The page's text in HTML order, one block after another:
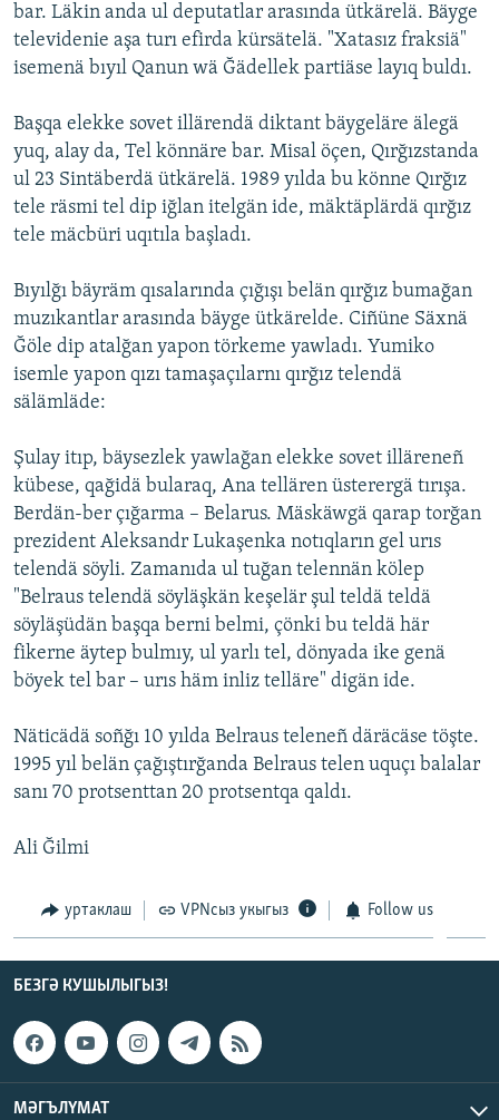
bar. Läkin anda ul deputatlar arasında ütkärelä. Bäyge
televidenie aşa turı efirda kürsätelä. "Xatasız fraksiä"
isemenä bıyıl Qanun wä Ğädellek partiäse layıq buldı.
Başqa elekke sovet illärendä diktant bäygeläre älegä
yuq, alay da, Tel könnäre bar. Misal öçen, Qırğızstanda
ul 23 Sintäberdä ütkärelä. 1989 yılda bu könne Qırğız
tele räsmi tel dip iğlan itelgän ide, mäktäplärdä qırğız
tele mäcbüri uqıtıla başladı.
Bıyılğı bäyräm qısalarında çığışı belän qırğız bumağan
muzıkantlar arasında bäyge ütkärelde. Ciñüne Säxnä
Ğöle dip atalğan yapon törkeme yawladı. Yumiko
isemle yapon qızı tamaşaçılarnı qırğız telendä
sälämläde:
Şulay itıp, bäysezlek yawlağan elekke sovet illäreneñ
kübese, qağidä bularaq, Ana tellären üsterergä tırışa.
Berdän-ber çığarma – Belarus. Mäskäwgä qarap torğan
prezident Aleksandr Lukaşenka notıqların gel urıs
telendä söyli. Zamanıda ul tuğan telennän kölep
"Belraus telendä söyläşkän keşelär şul teldä teldä
söyläşüdän başqa berni belmi, çönki bu teldä här
fikerne äytep bulmıy, ul yarlı tel, dönyada ike genä
böyek tel bar – urıs häm inliz telläre" digän ide.
Näticädä soñğı 10 yılda Belraus teleneñ däräcäse töşte.
1995 yıl belän çağıştırğanda Belraus telen uquçı balalar
sanı 70 protsenttan 20 protsentqa qaldı.
Ali Ğilmi
уртаклаш VPNсыз укыгыз Follow us
БЕЗГӘ КУШЫЛЫГЫЗ!
МӘГЪЛҮМАТ